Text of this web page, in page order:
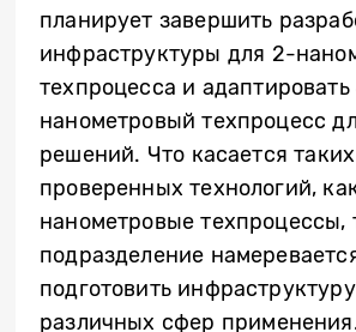
планирует завершить
инфраструктуры для 2-
техпроцесса и
нанометровый техпроцесс
решений. Что касается таких
проверенных технологий,
нанометровые техпроцессы,
подразделение
подготовить
различных сфер